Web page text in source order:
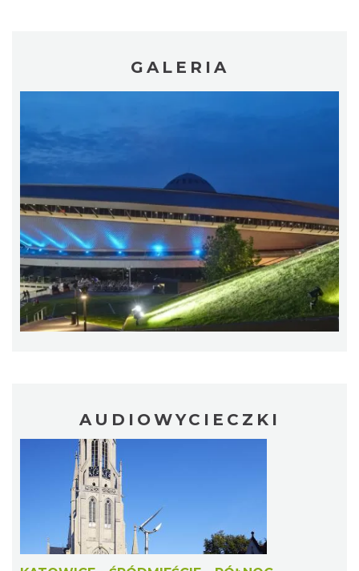
Muzyka zespołu Metallica symfonicznie
2026
Katowice
2026-11-14
1.24 km
Silesia Memoriał Kamili Skolimowskiej
GALERIA
AUDIOWYCIECZKI